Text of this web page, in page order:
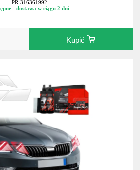
PR-316361992
- dostawa w ciągu 2 dni
Kupić